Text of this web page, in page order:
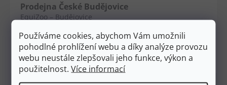
Používáme cookies, abychom Vám umožnili
pohodlné prohlížení webu a díky analýze provozu
webu neustále zlepšovali jeho funkce, výkon a
použitelnost.Více informací
Prodejna České Budějovice
EquiZoo – Budějovice
Otevírací doba:
PO – NE: 9:00 – 20:00